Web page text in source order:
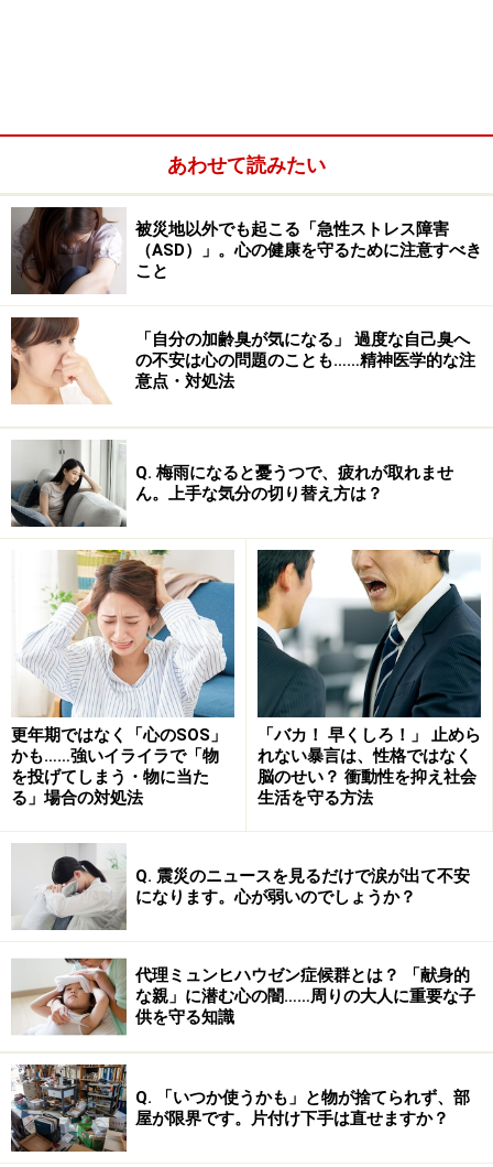
健康を維持していく上で、食生活が重要であることは、
皆さんもよくご存知の通り。例えば、忙しくて食事がい
い加減になると、風邪を引きやすくなったりしません
か？ 食生活の内容と体の調子は連動するものです。
メンタル面も同様です。「やる気が出ない」「集中力が
続かない」といった精神的な不調も、いわゆるココロの
問題ではなく、「脳」の活動状態が反映されたもの。脳
が良好に機能するため必要な物質もまた、私たちは食べ
物から摂取しています。例えば、脳内神経伝達物質は神
経細胞間の情報伝達を行ないます。その働きに不調が生
じると、精神症状が現れやすくなります。例えば、セロ
トニンは、うつ病に関連深い脳内神経伝達物質。セロト
ニンの原料は必須アミノ酸の一種、トリプトファンで
す。私たちが食べるタンパク質に含まれています。
基本的に「一汁三菜」のしっかりした食生活を守ってい
かの深刻かつ不可逆的な症状が現われるような事は起こ
りません。しかし、例えば慢性アルコール依存症では、
食生活の中心がアルコールになってしまい、ビタミンB1
欠乏症が生じる可能性があります。ビタミンB1は脳が良
好に機能するために重要な栄養素。ビタミンB1が長期
間、欠乏すると、脳内の一部の神経細胞に変性が起こる
可能性があります。つまり、脳内の一部の神経細胞が壊
れてしまった結果、記憶障害などが出現するコルサコフ
症候群が起こる可能性などもあります。
あわせて読みたい
被災地以外でも起こる「急性ストレス障害
（ASD）」。心の健康を守るために注意すべき
こと
「自分の加齢臭が気になる」 過度な自己臭へ
の不安は心の問題のことも……精神医学的な注
意点・対処法
Q. 梅雨になると憂うつで、疲れが取れませ
ん。上手な気分の切り替え方は？
更年期ではなく「心のSOS」
かも……強いイライラで「物
を投げてしまう・物に当た
る」場合の対処法
「バカ！ 早くしろ！」 止めら
れない暴言は、性格ではなく
脳のせい？ 衝動性を抑え社会
生活を守る方法
Q. 震災のニュースを見るだけで涙が出て不安
になります。心が弱いのでしょうか？
代理ミュンヒハウゼン症候群とは？ 「献身的
な親」に潜む心の闇……周りの大人に重要な子
供を守る知識
Q. 「いつか使うかも」と物が捨てられず、部
屋が限界です。片付け下手は直せますか？